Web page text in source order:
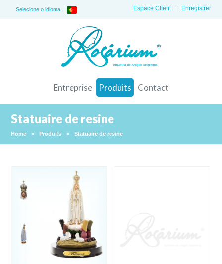
Selecione o idioma: Enregistrer
Espace Client
Entreprise Produits Contact
Statuaire de resine
Home > Produits > Statuaire de resine